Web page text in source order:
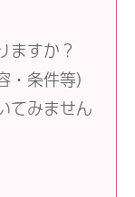
ますか？
条件等）
てみません